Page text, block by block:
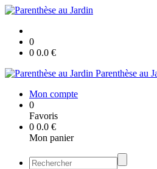
0
0 0.0 €
Parenthèse au
Mon compte
0
Favoris
0 0.0 €
Mon panier